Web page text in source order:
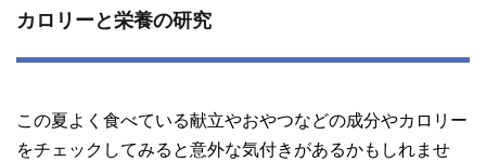
カロリーと栄養の研究
この夏よく食べている献立やおやつなどの成分やカロリー
をチェックしてみると意外な気付きがあるかもしれませ